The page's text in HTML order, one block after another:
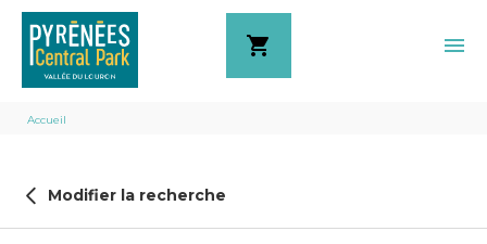
menu
shopping_cart
Fil
Accueil
Modifier la recherche